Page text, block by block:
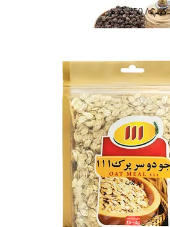
سبزی های خشک
جات خشک میوه ها و صیفی جات خشک
های سبزی و میوه های خشک
گرم